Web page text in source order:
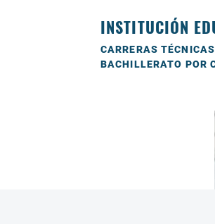
INSTITUCIÓN
CARRERAS
BACHILLERATO POR